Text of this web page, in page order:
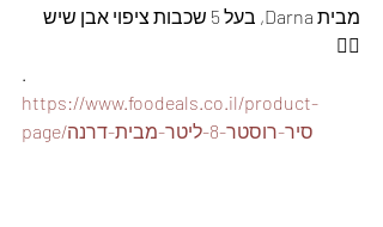
מבית Darna, בעל 5 שכבות ציפוי אבן שיש
👇🏽
.
https://www.foodeals.co.il/product-
page/סיר-רוסטר-8-ליטר-מבית-דרנה